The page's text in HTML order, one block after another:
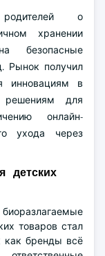
родителей о
хранении
безопасные
Рынок получил
инновациям в
решениям для
онлайн-
ухода через
детских
товаров стал
как бренды всё